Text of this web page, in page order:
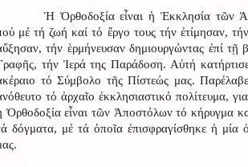
Ἡ Ὀρθοδοξία εἶναι ἡ Ἐκκλησία τῶν
μέ τή ζωή καί τό ἔργο τους τήν ἐτίμησαν,
τήν ἑρμήνευσαν δημιουργώντας ἐπί τῇ
τήν Ἱερά της Παράδοση. Αὐτή
τό Σύμβολο τῆς Πίστεώς μας.
τό ἀρχαῖο ἐκκλησιαστικό πολίτευμα,
Ὀρθοδοξία εἶναι τῶν Ἀποστόλων τό κήρυγμα
δόγματα, μέ τά ὁποῖα ἐπισφραγίσθηκε ἡ μία